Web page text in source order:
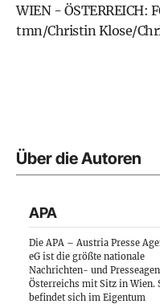
WIEN - ÖSTERREICH:
tmn/Christin Klose/
Über die Autoren
APA
Die APA – Austria Presse
eG ist die größte nationale
Nachrichten- und
Österreichs mit Sitz in Wien.
befindet sich im Eigentum